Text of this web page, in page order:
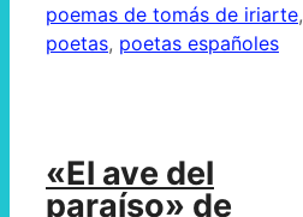
poemas de tomás de iriarte,
poetas, poetas españoles
«El ave del
paraíso» de